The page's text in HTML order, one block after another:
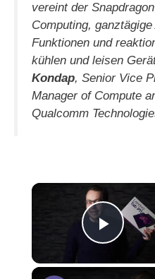
vereint der
Computing,
Funktionen und
kühlen und leisen
Kondap, Senior Vice
Manager of Compute
Qualcomm
Play